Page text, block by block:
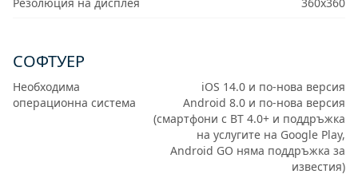
СОФТУЕР
Необходима
операционна система
iOS 14.0 и по-нова версия
Android 8.0 и по-нова версия
(смартфони с BT 4.0+ и поддръжка
на услугите на Google Play,
Android GO няма поддръжка за
известия)